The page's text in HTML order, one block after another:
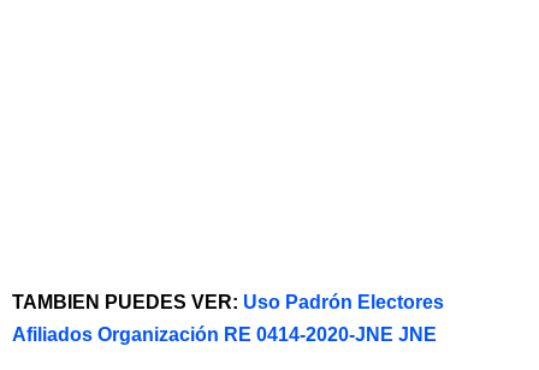
TAMBIEN PUEDES VER: Uso Padrón Electores
Afiliados Organización RE 0414-2020-JNE JNE